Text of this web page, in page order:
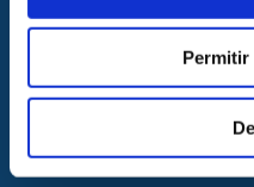
Permitir
© Copyright